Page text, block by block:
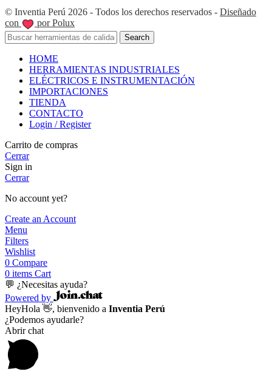
© Inventia Perú 2026 - Todos los derechos reservados - Diseñado
con
por Polux
Search
HOME
HERRAMIENTAS INDUSTRIALES
ELÉCTRICOS E INSTRUMENTACIÓN
IMPORTACIONES
TIENDA
CONTACTO
Login / Register
Carrito de compras
Cerrar
Sign in
Cerrar
No account yet?
Create an Account
Menu
Filters
Wishlist
0 Compare
0 items Cart
💬 ¿Necesitas ayuda?
Powered by
HeyHola 👋, bienvenido a Inventia Perú
¿Podemos ayudarle?
Abrir chat